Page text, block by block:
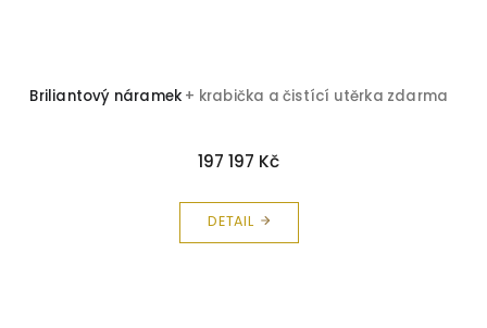
Briliantový náramek + krabička a čistící utěrka zdarma
197 197 Kč
DETAIL